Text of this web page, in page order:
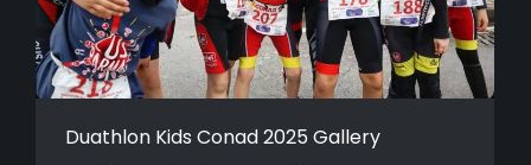
Duathlon Kids Conad 2025 Gallery